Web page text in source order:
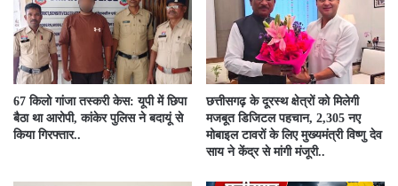
67 किलो गांजा तस्करी केस: यूपी में छिपा
बैठा था आरोपी, कांकेर पुलिस ने बदायूं से
किया गिरफ्तार..
छत्तीसगढ़ के दूरस्थ क्षेत्रों को मिलेगी
मजबूत डिजिटल पहचान, 2,305 नए
मोबाइल टावरों के लिए मुख्यमंत्री विष्णु देव
साय ने केंद्र से मांगी मंजूरी..